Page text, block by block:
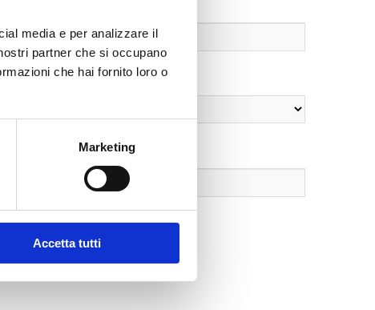
media e per analizzare il
partner che si occupano
che hai fornito loro o
Marketing
Accetta tutti